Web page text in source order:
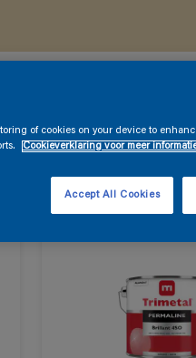
of cookies on your device to
Cookieverklaring voor meer
Accept All Cookies